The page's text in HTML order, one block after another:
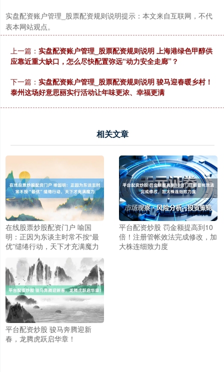
实盘配资账户管理_股票配资规则说明提示：本文来自互联网，不代
表本网站观点。
上一篇： 实盘配资账户管理_股票配资规则说明 上海港绿色甲醇供
应靠近重大缺口，怎么尽快配置弥远“动力安全走廊”？
下一篇： 实盘配资账户管理_股票配资规则说明 骏马迎春暖乡村！
泰州这场好意思丽实行活动让年味更浓、幸福更满
相关文章
在线股票炒股配资门户 喻国
明：正因为东谈主时常不按“最
优”缱绻行动，天下才充满魔力
平台配资炒股 罚金额提高到10
倍！注册管帐效法完成修改，加
大株连细致力度
平台配资炒股 骏马奔腾迎新
春，龙腾虎跃启华章！